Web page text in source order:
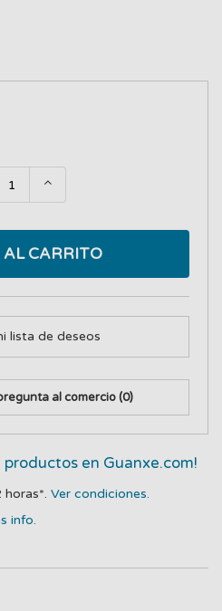
CARRITO
lista de deseos
al comercio(0)
productos en Guanxe.com!
Ver condiciones.
info.